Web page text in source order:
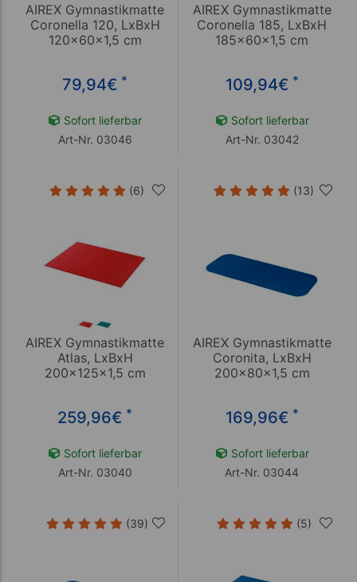
AIREX Gymnastikmatte
Coronella 120, LxBxH
120x60x1,5 cm
79,94€ *
Sofort lieferbar
Art-Nr. 03046
AIREX Gymnastikmatte
Coronella 185, LxBxH
185x60x1,5 cm
109,94€ *
Sofort lieferbar
Art-Nr. 03042
(6)
AIREX Gymnastikmatte
Atlas, LxBxH
200x125x1,5 cm
259,96€ *
Sofort lieferbar
Art-Nr. 03040
(13)
AIREX Gymnastikmatte
Coronita, LxBxH
200x80x1,5 cm
169,96€ *
Sofort lieferbar
Art-Nr. 03044
(39) (5)